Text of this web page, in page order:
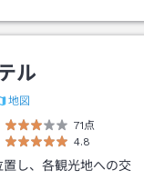
ル
地図
71点
4.8
し、各観光地への交